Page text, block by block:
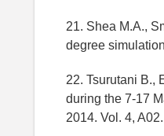
21. Shea M.A.,
degree
22. Tsurutani B.,
during the 7-17
2014. Vol. 4,